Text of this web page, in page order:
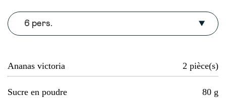
6 pers.
Ananas victoria 2 pièce(s)
Sucre en poudre 80 g